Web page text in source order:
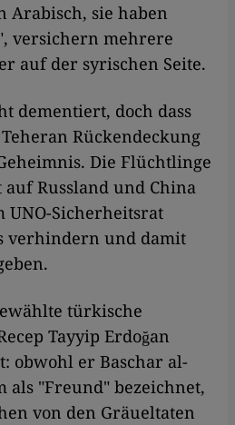
Arabisch, sie haben
versichern mehrere
auf der syrischen Seite.
dementiert, doch dass
Teheran Rückendeckung
Die Flüchtlinge
Russland und China
UNO-Sicherheitsrat
verhindern und damit
türkische
Tayyip Erdoğan
obwohl er Baschar al-
als "Freund" bezeichnet,
von den Gräueltaten